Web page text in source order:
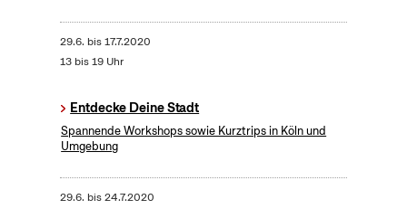
29.6. bis17.7.2020
13 bis 19 Uhr
Entdecke Deine Stadt
Spannende Workshops sowie Kurztrips in Köln und
Umgebung
29.6. bis24.7.2020